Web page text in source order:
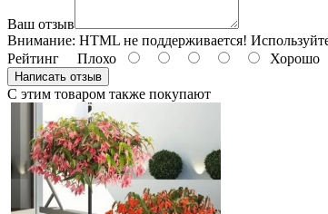
Ваш отзыв
Внимание: HTML не поддерживается!
Рейтинг Плохо Хорошо
Написать отзыв
С этим товаром также покупают